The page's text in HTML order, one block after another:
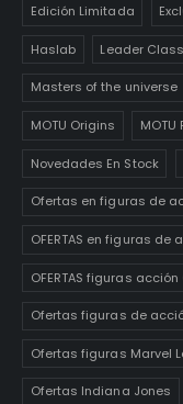
Edición Limitada
Haslab Leader Class
Masters of the universe
MOTU Origins MOTU
Novedades En Stock
Ofertas en figuras de
OFERTAS en figuras de
OFERTAS figuras
Ofertas figuras de
Ofertas figuras Marvel
Ofertas Indiana Jones